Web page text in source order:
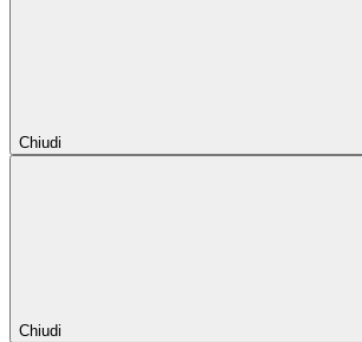
Chiudi
Chiudi